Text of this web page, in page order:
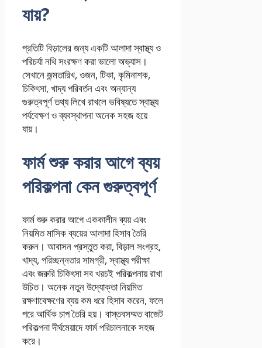
যায়?
প্রতিটি বিড়ালের জন্য একটি আলাদা স্বাস্থ্য ও
পরিচর্যা নথি সংরক্ষণ করা ভালো অভ্যাস।
সেখানে জন্মতারিখ, ওজন, টিকা, কৃমিনাশক,
চিকিৎসা, খাদ্য পরিবর্তন এবং অন্যান্য
গুরুত্বপূর্ণ তথ্য লিখে রাখলে ভবিষ্যতে স্বাস্থ্য
পর্যবেক্ষণ ও ব্যবস্থাপনা অনেক সহজ হয়ে
যায়।
ফার্ম শুরু করার আগে ব্যয়
পরিকল্পনা কেন গুরুত্বপূর্ণ
ফার্ম শুরু করার আগে এককালীন ব্যয় এবং
নিয়মিত মাসিক ব্যয়ের আলাদা হিসাব তৈরি
করুন। আবাসন প্রস্তুত করা, বিড়াল সংগ্রহ,
খাদ্য, পরিচ্ছন্নতার সামগ্রী, স্বাস্থ্য পরীক্ষা
এবং জরুরি চিকিৎসা সব খরচই পরিকল্পনায় রাখা
উচিত। অনেক নতুন উদ্যোক্তা নিয়মিত
রক্ষণাবেক্ষণের ব্যয় কম ধরে হিসাব করেন, ফলে
পরে আর্থিক চাপ তৈরি হয়। বাস্তবসম্মত বাজেট
পরিকল্পনা দীর্ঘমেয়াদে ফার্ম পরিচালনাকে সহজ
করে।